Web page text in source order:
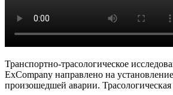
Транспортно-трасологическое
ExCompany направлено на
произошедшей аварии.